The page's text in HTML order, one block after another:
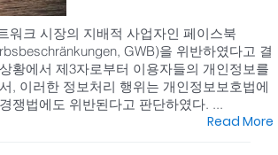
워크 시장의 지배적 사업자인 페이스북
GWB)을 위반하였다고 결
황에서 제3자로부터 이용자들의 개인정보를
, 이러한 정보처리 행위는 개인정보보호법에
쟁법에도 위반된다고 판단하였다. ...
Read More